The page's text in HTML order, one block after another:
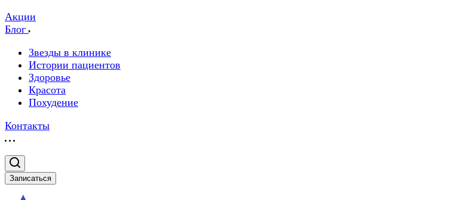
Акции
Блог
Звезды в клинике
Истории пациентов
Здоровье
Красота
Похудение
Контакты
Записаться